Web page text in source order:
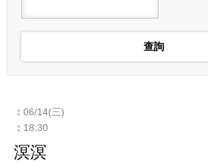
06/14(三)
18:30
溟溟